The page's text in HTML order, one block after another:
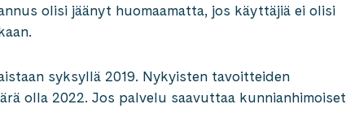
olisi jäänyt huomaamatta, jos käyttäjiä ei olisi
syksyllä 2019. Nykyisten tavoitteiden
olla 2022. Jos palvelu saavuttaa kunnianhimoiset